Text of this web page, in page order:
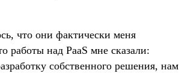
что они фактически меня
работы над PaaS мне сказали:
собственного решения, нам